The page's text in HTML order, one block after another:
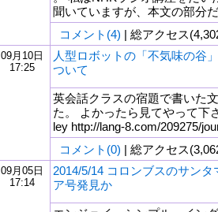
聞いていますが、本文の部分
コメント(4) | 総アクセス
09月10日
17:25
人型ロボットの「不気味の谷
ついて
英会話クラスの宿題で書いた
た。 よかったら見てやって下
ley http://lang-8.com/209275/
コメント(0) | 総アクセス
09月05日
17:14
2014/5/14 コロンブスのサンタ
ア号発見か